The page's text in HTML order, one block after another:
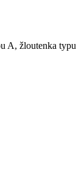
A, žloutenka typu